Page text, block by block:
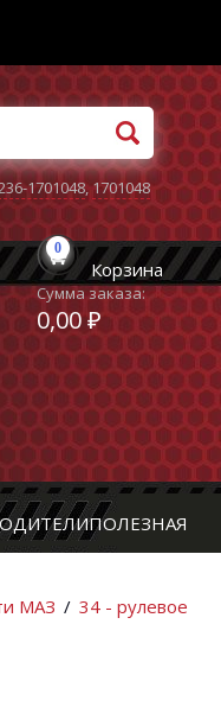
1701048,1701048
0
Корзина
Сумма заказа:
0,00 ₽
ПОЛЕЗНАЯ
МАЗ / 34 - рулевое